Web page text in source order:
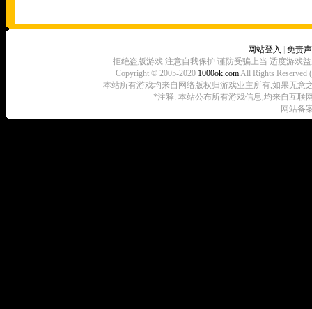
网站登入
免责
拒绝盗版游戏 注意自我保护 谨防受骗上当 适度游戏
Copyright © 2005-2020 1000ok.comAll Rights
本站所有游戏均来自网络版权归游戏业主所有,如果无意
*注释: 本站公布所有游戏信息,均来自互联
网站备